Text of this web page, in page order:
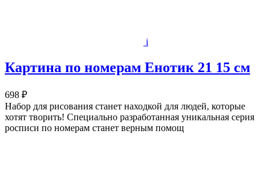
i
Картина по номерам Енотик 21 15 см
698 ₽
Набор для рисования станет находкой для людей, которые
хотят творить! Специально разработанная уникальная серия
росписи по номерам станет верным помощ